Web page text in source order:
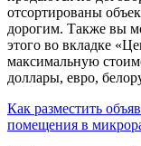
отсортированы
дорогим. Также вы
этого во вкладке
максимальную
доллары, евро,
Как разместить
помещения в